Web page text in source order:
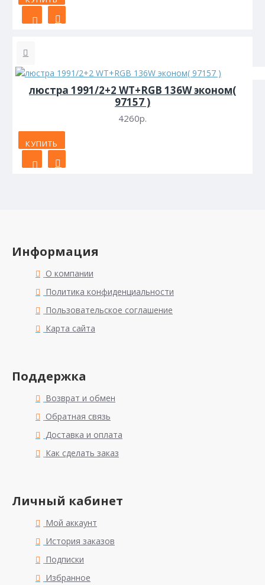
люстра 1991/2+2 WT+RGB 136W эконом(
97157 )
4260р.
КУПИТЬ
Информация
О компании
Политика конфиденциальности
Пользовательское соглашение
Карта сайта
Поддержка
Возврат и обмен
Обратная связь
Доставка и оплата
Как сделать заказ
Личный кабинет
Мой аккаунт
История заказов
Подписки
Избранное